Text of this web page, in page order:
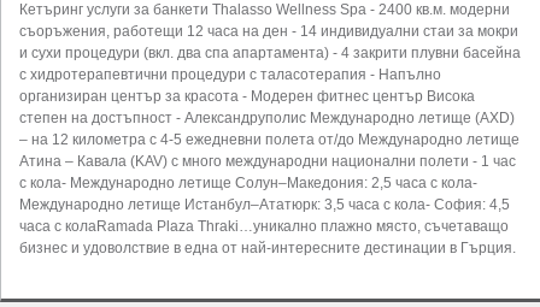
Кетъринг услуги за банкети Thalasso Wellness Spa - 2400 кв.м. модерни
съоръжения, работещи 12 часа на ден - 14 индивидуални стаи за мокри
и сухи процедури (вкл. два спа апартамента) - 4 закрити плувни басейна
с хидротерапевтични процедури с таласотерапия - Напълно
организиран център за красота - Модерен фитнес център Висока
степен на достъпност - Александруполис Международно летище (AXD)
– на 12 километра с 4-5 ежедневни полета от/до Международно летище
Атина – Кавала (KAV) с много международни национални полети - 1 час
с кола- Международно летище Солун–Македония: 2,5 часа с кола-
Международно летище Истанбул–Ататюрк: 3,5 часа с кола- София: 4,5
часа с колаRamada Plaza Thraki…уникално плажно място, съчетаващо
бизнес и удоволствие в една от най-интересните дестинации в Гърция.